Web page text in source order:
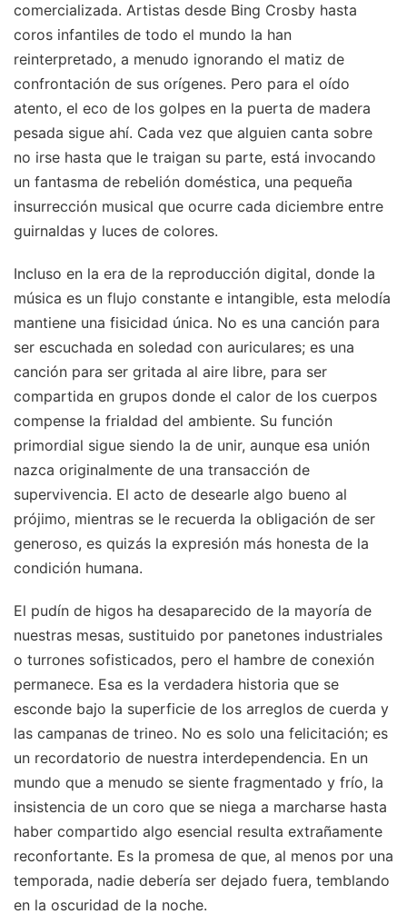
comercializada. Artistas desde Bing Crosby hasta
coros infantiles de todo el mundo la han
reinterpretado, a menudo ignorando el matiz de
confrontación de sus orígenes. Pero para el oído
atento, el eco de los golpes en la puerta de madera
pesada sigue ahí. Cada vez que alguien canta sobre
no irse hasta que le traigan su parte, está invocando
un fantasma de rebelión doméstica, una pequeña
insurrección musical que ocurre cada diciembre entre
guirnaldas y luces de colores.
Incluso en la era de la reproducción digital, donde la
música es un flujo constante e intangible, esta melodía
mantiene una fisicidad única. No es una canción para
ser escuchada en soledad con auriculares; es una
canción para ser gritada al aire libre, para ser
compartida en grupos donde el calor de los cuerpos
compense la frialdad del ambiente. Su función
primordial sigue siendo la de unir, aunque esa unión
nazca originalmente de una transacción de
supervivencia. El acto de desearle algo bueno al
prójimo, mientras se le recuerda la obligación de ser
generoso, es quizás la expresión más honesta de la
condición humana.
El pudín de higos ha desaparecido de la mayoría de
nuestras mesas, sustituido por panetones industriales
o turrones sofisticados, pero el hambre de conexión
permanece. Esa es la verdadera historia que se
esconde bajo la superficie de los arreglos de cuerda y
las campanas de trineo. No es solo una felicitación; es
un recordatorio de nuestra interdependencia. En un
mundo que a menudo se siente fragmentado y frío, la
insistencia de un coro que se niega a marcharse hasta
haber compartido algo esencial resulta extrañamente
reconfortante. Es la promesa de que, al menos por una
temporada, nadie debería ser dejado fuera, temblando
en la oscuridad de la noche.